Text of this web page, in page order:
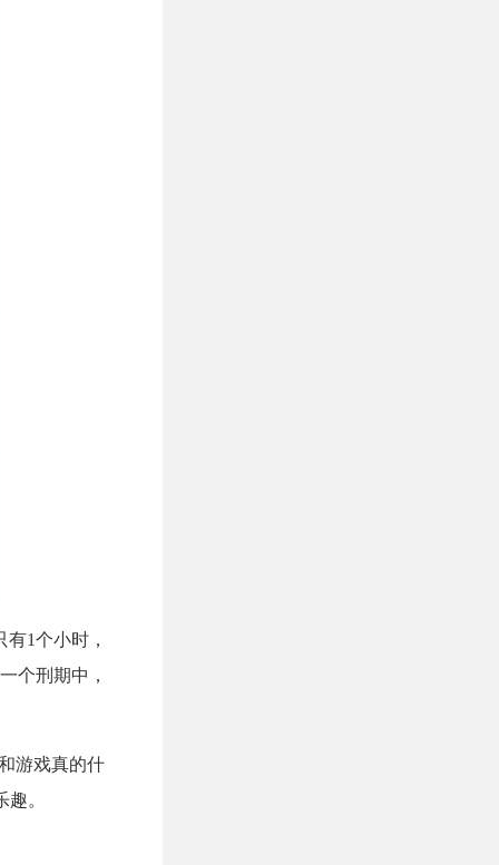
1个小时，
个刑期中，
游戏真的什
。